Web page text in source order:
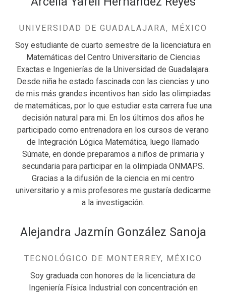
UNIVERSIDAD DE GUADALAJARA, MÉXICO
Soy estudiante de cuarto semestre de la licenciatura en
Matemáticas del Centro Universitario de Ciencias
Exactas e Ingenierías de la Universidad de Guadalajara.
Desde niña he estado fascinada con las ciencias y uno
de mis más grandes incentivos han sido las olimpiadas
de matemáticas, por lo que estudiar esta carrera fue una
decisión natural para mi. En los últimos dos años he
participado como entrenadora en los cursos de verano
de Integración Lógica Matemática, luego llamado
Súmate, en donde preparamos a niños de primaria y
secundaria para participar en la olimpiada ONMAPS.
Gracias a la difusión de la ciencia en mi centro
universitario y a mis profesores me gustaría dedicarme
a la investigación.
Alejandra Jazmín González Sanoja
TECNOLÓGICO DE MONTERREY, MÉXICO
Soy graduada con honores de la licenciatura de
Ingeniería Física Industrial con concentración en